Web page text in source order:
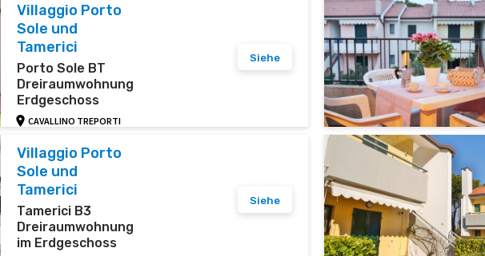
Villaggio Porto
Sole und
Tamerici
Porto Sole BT
Dreiraumwohnung
Erdgeschoss
CAVALLINO TREPORTI
Siehe
Villaggio Porto
Sole und
Tamerici
Tamerici B3
Dreiraumwohnung
im Erdgeschoss
Siehe